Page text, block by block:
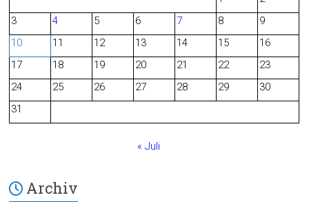
b
o
3
4 5 6 7 8
9
10
11 12 13 14 15
16
17
18 19 20 21 22
23
24
25 26 27 28 29
30
31
« Juli
Archiv